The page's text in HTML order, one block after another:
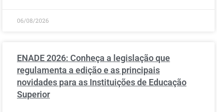
06/08/2026
ENADE 2026: Conheça a legislação que
regulamenta a edição e as principais
novidades para as Instituições de Educação
Superior